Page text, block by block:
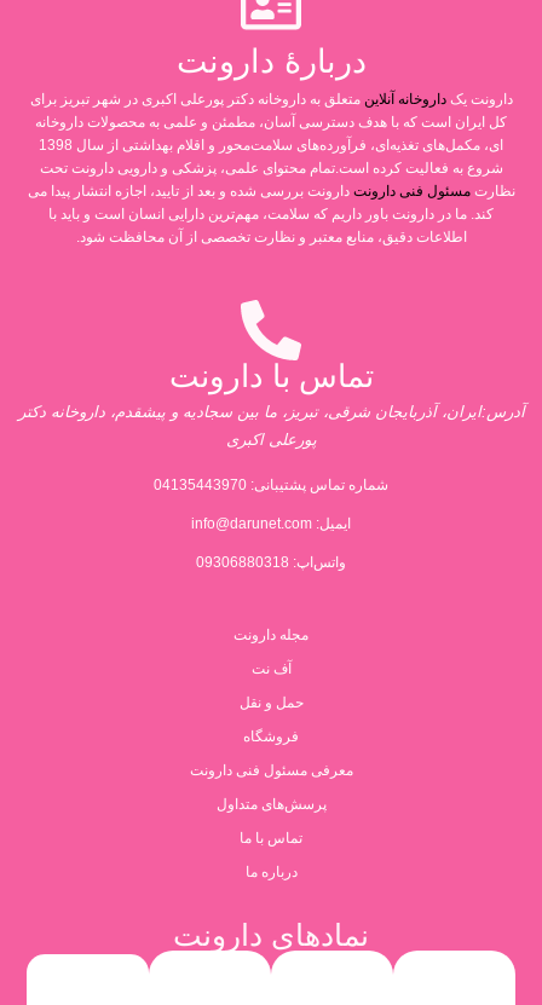
دربارۀ دارونت
دارونت یکداروخانه آنلاین متعلق به داروخانه دکتر پورعلی اکبری در شهر تبریز برای
کل ایران است که با هدف دسترسی آسان، مطمئن و علمی به محصولات داروخانه
ای، مکمل‌های تغذیه‌ای، فرآورده‌های سلامت‌محور و اقلام بهداشتی از سال 1398
شروع به فعالیت کرده است.تمام محتوای علمی، پزشکی و دارویی دارونت تحت
نظارتمسئول فنی دارونت دارونت بررسی شده و بعد از تایید، اجازه انتشار پیدا می
کند. ما در دارونت باور داریم که سلامت، مهم‌ترین دارایی انسان است و باید با
اطلاعات دقیق، منابع معتبر و نظارت تخصصی از آن محافظت شود.
تماس با دارونت
آدرس:ایران، آذربایجان شرقی، تبریز، ما بین سجادیه و پیشقدم، داروخانه دکتر
پورعلی اکبری
شماره تماس پشتیبانی: 04135443970
ایمیل: info@darunet.com
واتس‌اپ: 09306880318
مجله دارونت
آف نت
حمل و نقل
فروشگاه
معرفی مسئول فنی دارونت
پرسش‌های متداول
تماس با ما
درباره ما
نمادهای دارونت